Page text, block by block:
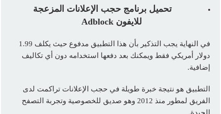
تحميل برنامج حجب الإعلانات المزعجة
للايفونAdblock
في النهاية يجب التذكير بأن هذا التطبيق مدفوع حيث يكلف 1.99
دولار أمريكي فقط ويمكنك بعد دفعها استخدامه دون أي تكاليف
إضافية.
التطبيق هو نتيجة خبرة طويلة في حجب الإعلانات تراكمت لدى
الفريق لمطور منذ 2012 وهو صديق للخصوصية وتجربة التصفح